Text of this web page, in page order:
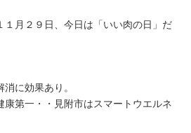
１月２９日、今日は「いい肉の日」だ
に効果あり。
康第一・・見附市はスマートウエルネ